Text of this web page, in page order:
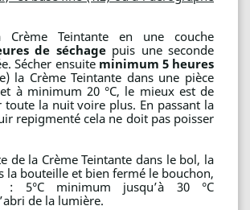
Crème Teintante en une couche
de séchagepuis une seconde
Sécher ensuite minimum 5 heures
la Crème Teintante dans une pièce
à minimum 20 °C, le mieux est de
toute la nuit voire plus. En passant la
repigmenté cela ne doit pas poisser
de la Crème Teintante dans le bol, la
la bouteille et bien fermé le bouchon,
: 5°C minimum jusqu’à 30 °C
de la lumière.